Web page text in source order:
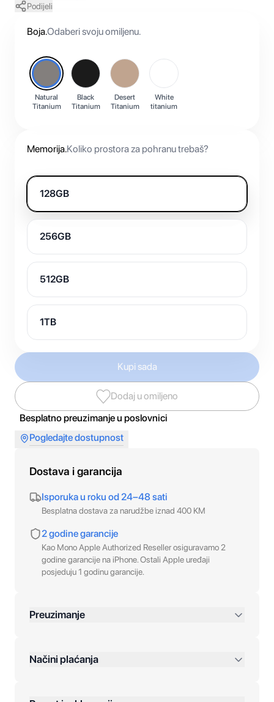
Podijeli
Boja.Odaberi svoju omiljenu.
Natural
Titanium
Black
Titanium
Desert
Titanium
White
titanium
Memorija.Koliko prostora za pohranu trebaš?
128GB
256GB
512GB
1TB
Kupi sada
Dodaj u omiljeno
Besplatno preuzimanje u poslovnici
Pogledajte dostupnost
Dostava i garancija
Isporuka u roku od 24–48 sati
Besplatna dostava za narudžbe iznad 400 KM
2 godine garancije
Kao Mono Apple Authorized Reseller osiguravamo 2
godine garancije na iPhone. Ostali Apple uređaji
posjeduju 1 godinu garancije.
Preuzimanje
Načini plaćanja